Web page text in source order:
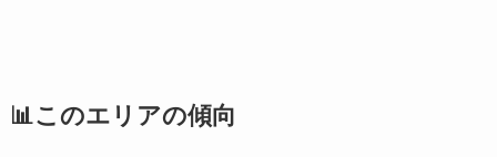
📊このエリアの傾向